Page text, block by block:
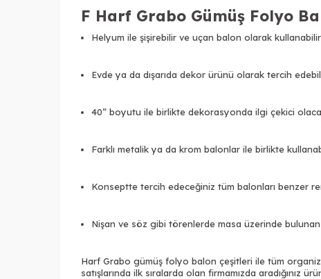
F Harf Grabo Gümüş Folyo
Helyum ile şişirebilir ve uçan balon olarak
Evde ya da dışarıda dekor ürünü olarak tercih
40” boyutu ile birlikte dekorasyonda ilgi çekici
Farklı metalik ya da krom balonlar ile birlikte
Konseptte tercih edeceğiniz tüm balonları benzer
Nişan ve söz gibi törenlerde masa üzerinde
Harf Grabo gümüş folyo balon çeşitleri ile tüm
satışlarında ilk sıralarda olan firmamızda aradığınız